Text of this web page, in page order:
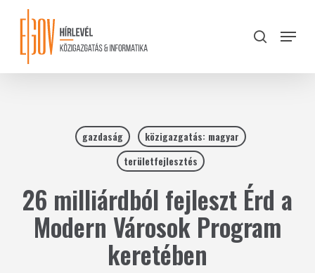
content
search
Menu
gazdaság
közigazgatás: magyar
területfejlesztés
26 milliárdból fejleszt Érd a
Modern Városok Program
keretében
Close